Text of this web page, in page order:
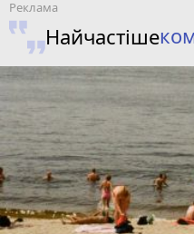
Найчастіше